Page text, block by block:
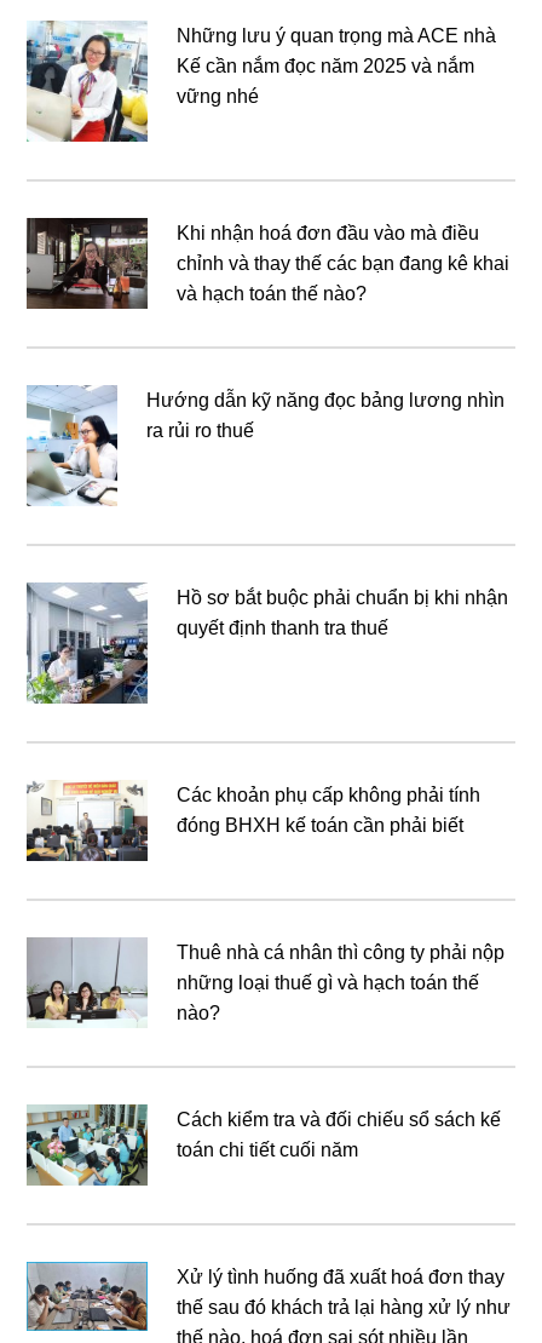
Những lưu ý quan trọng mà ACE nhà
Kế cần nắm đọc năm 2025 và nắm
vững nhé
Khi nhận hoá đơn đầu vào mà điều
chỉnh và thay thế các bạn đang kê khai
và hạch toán thế nào?
Hướng dẫn kỹ năng đọc bảng lương nhìn
ra rủi ro thuế
Hồ sơ bắt buộc phải chuẩn bị khi nhận
quyết định thanh tra thuế
Các khoản phụ cấp không phải tính
đóng BHXH kế toán cần phải biết
Thuê nhà cá nhân thì công ty phải nộp
những loại thuế gì và hạch toán thế
nào?
Cách kiểm tra và đối chiếu sổ sách kế
toán chi tiết cuối năm
Xử lý tình huống đã xuất hoá đơn thay
thế sau đó khách trả lại hàng xử lý như
thế nào, hoá đơn sai sót nhiều lần